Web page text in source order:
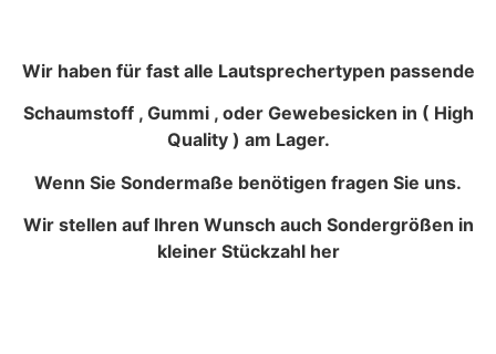
Wir haben für fast alle Lautsprechertypen passende
Schaumstoff , Gummi , oder Gewebesicken in ( High
Quality ) am Lager.
Wenn Sie Sondermaße benötigen fragen Sie uns.
Wir stellen auf Ihren Wunsch auch Sondergrößen in
kleiner Stückzahl her